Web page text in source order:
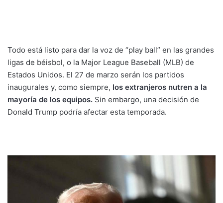
Todo está listo para dar la voz de “play ball” en las grandes
ligas de béisbol, o la Major League Baseball (MLB) de
Estados Unidos. El 27 de marzo serán los partidos
inaugurales y, como siempre, los extranjeros nutren a la
mayoría de los equipos. Sin embargo, una decisión de
Donald Trump podría afectar esta temporada.